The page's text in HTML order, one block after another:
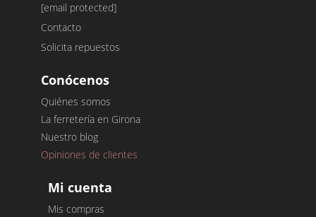
[email protected]
Contacto
Solicita repuestos
Conócenos
Quiénes somos
La ferretería en Girona
Nuestro blog
Opiniones de clientes
Mi cuenta
Mis compras